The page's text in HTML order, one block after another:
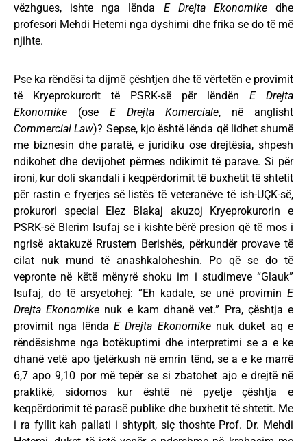
vëzhgues, ishte nga lënda E Drejta Ekonomikedhe
profesori Mehdi Hetemi nga dyshimi dhe frika se do të më
njihte.
Pse ka rëndësi ta dijmë çështjen dhe të vërtetën e provimit
të Kryeprokurorit të PSRK-së për lëndën E Drejta
Ekonomike (ose E Drejta Komerciale, në anglisht
Commercial Law)? Sepse, kjo është lënda që lidhet shumë
me biznesin dhe paratë, e juridiku ose drejtësia, shpesh
ndikohet dhe devijohet përmes ndikimit të parave. Si për
ironi, kur doli skandali i keqpërdorimit të buxhetit të shtetit
për rastin e fryerjes së listës të veteranëve të ish-UÇK-së,
prokurori special Elez Blakaj akuzoj Kryeprokurorin e
PSRK-së Blerim Isufaj se i kishte bërë presion që të mos i
ngrisë aktakuzë Rrustem Berishës, përkundër provave të
cilat nuk mund të anashkaloheshin. Po që se do të
vepronte në këtë mënyrë shoku im i studimeve “Glauk”
Isufaj, do të arsyetohej: “Eh kadale, se unë provimin E
Drejta Ekonomike nuk e kam dhanë vet.” Pra, çështja e
provimit nga lënda E Drejta Ekonomikenuk duket aq e
rëndësishme nga botëkuptimi dhe interpretimi se a e ke
dhanë vetë apo tjetërkush në emrin tënd, se a e ke marrë
6,7 apo 9,10 por më tepër se si zbatohet ajo e drejtë në
praktikë, sidomos kur është në pyetje çështja e
keqpërdorimit të parasë publike dhe buxhetit të shtetit. Me
i ra fyllit kah pallati i shtypit, siç thoshte Prof. Dr. Mehdi